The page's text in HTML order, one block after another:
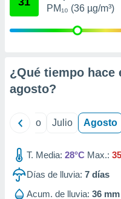
mediante
publicidad
publicidad
1199
PM₁₀ (36 µg/m³)
¿Qué tiempo hace
agosto?
Junio Julio Agosto
T. Media: 28°C Max.:
Días de lluvia: 7 días
Acum. de lluvia: 36 mm